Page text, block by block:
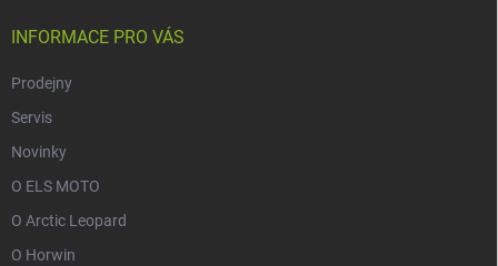
INFORMACE PRO VÁS
Prodejny
Servis
Novinky
O ELS MOTO
O Arctic Leopard
O Horwin